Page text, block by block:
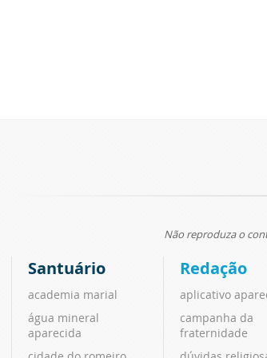
Não reproduza o
Santuário
academia marial
água mineral
aparecida
Redação
aplicativo
campanha da
fraternidade